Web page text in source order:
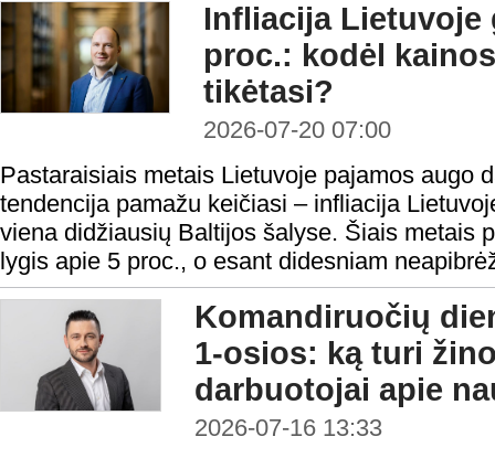
Infliacija Lietuvoje
proc.: kodėl
tikėtasi?
2026-07-20 07:00
Pastaraisiais metais Lietuvoje pajamos augo
tendencija pamažu keičiasi – infliacija
viena didžiausių Baltijos šalyse. Šiais metais
lygis apie 5 proc., o esant didesniam
Komandiruočių
1-osios: ką turi
darbuotojai apie
2026-07-16 13:33